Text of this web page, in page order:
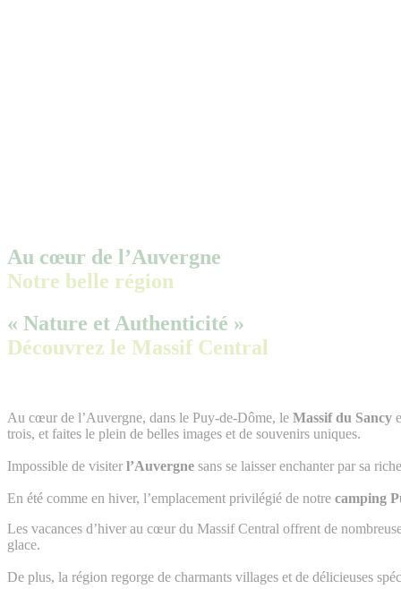
Au cœur de l’Auvergne
Notre belle région
« Nature et Authenticité »
Découvrez le Massif Central
Au cœur de l’Auvergne, dans le Puy-de-Dôme, le Massif du Sancy
trois, et faites le plein de belles images et de souvenirs uniques.
Impossible de visiter l’Auvergne sans se laisser enchanter par sa
En été comme en hiver, l’emplacement privilégié de notre camping
Les vacances d’hiver au cœur du Massif Central offrent de
glace.
De plus, la région regorge de charmants villages et de délicieuses